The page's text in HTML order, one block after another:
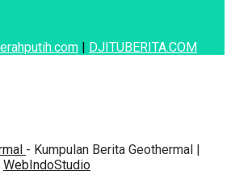
DJITUBERITA.COM
- Kumpulan Berita Geothermal |
WebIndoStudio